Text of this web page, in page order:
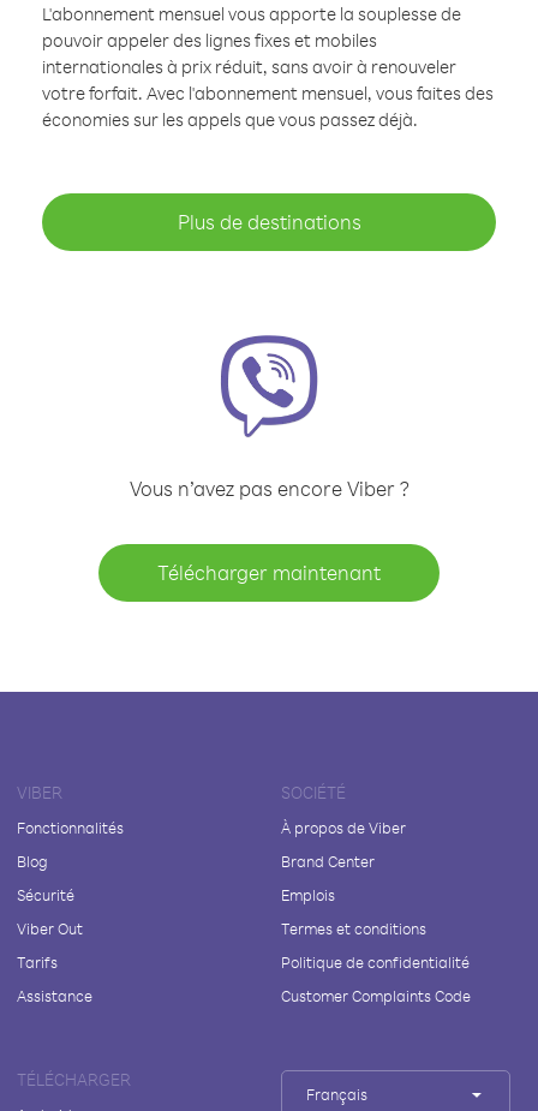
L'abonnement mensuel vous apporte la souplesse de
pouvoir appeler des lignes fixes et mobiles
internationales à prix réduit, sans avoir à renouveler
votre forfait. Avec l'abonnement mensuel, vous faites des
économies sur les appels que vous passez déjà.
Plus de destinations
Vous n’avez pas encore Viber ?
Télécharger maintenant
VIBER
Fonctionnalités
Blog
Sécurité
Viber Out
Tarifs
Assistance
SOCIÉTÉ
À propos de Viber
Brand Center
Emplois
Termes et conditions
Politique de confidentialité
Customer Complaints Code
TÉLÉCHARGER
Français